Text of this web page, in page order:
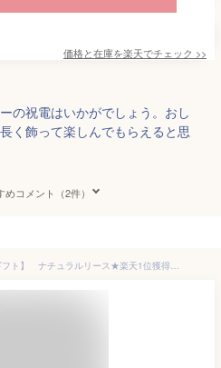
価格と在庫を楽天でチェック >>
の祝電はいかがでしょう。おし
く飾って楽しんでもらえると思
コメント（2件）
最短翌日着★【結婚式 電報 ギフト】 ナチュラルリース★楽天1位獲得★ あす楽OK 結婚式 おしゃれ 発表会 誕生日 二次会 出産祝い お祝い 祝電 電報 プレゼント ドライフラワー 天然素材 花 インテリア 営業日13時まで注文で即日発送